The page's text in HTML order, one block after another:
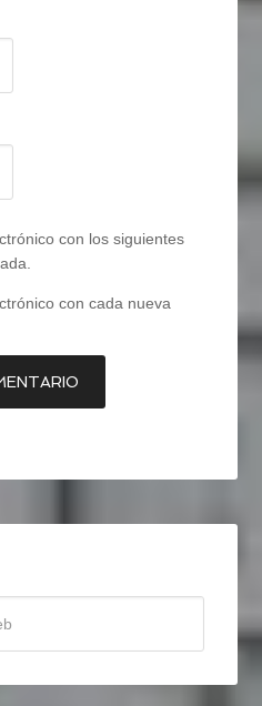
con los siguientes
con cada nueva